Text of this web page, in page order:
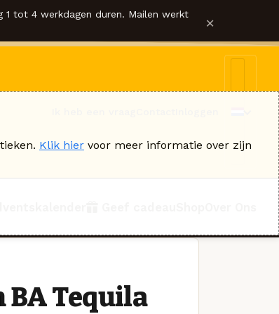
1 tot 4 werkdagen duren. Mailen werkt ×
BA Tequila
Klik hier voor meer informatie over zijn